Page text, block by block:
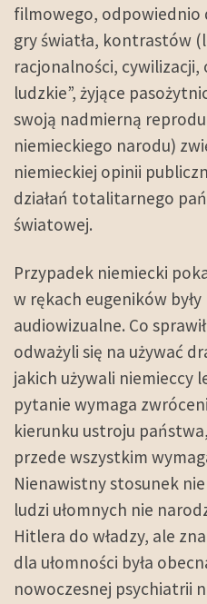
filmowego, odpowiednio
gry światła, kontrastów
racjonalności, cywilizacji,
ludzkie”, żyjące
swoją nadmierną
niemieckiego narodu)
niemieckiej opinii
działań totalitarnego
światowej.
Przypadek niemiecki
w rękach eugeników
audiowizualne. Co
odważyli się na używać
jakich używali niemieccy
pytanie wymaga
kierunku ustroju
przede wszystkim
Nienawistny stosunek
ludzi ułomnych nie
Hitlera do władzy, ale
dla ułomności była
nowoczesnej psychiatrii